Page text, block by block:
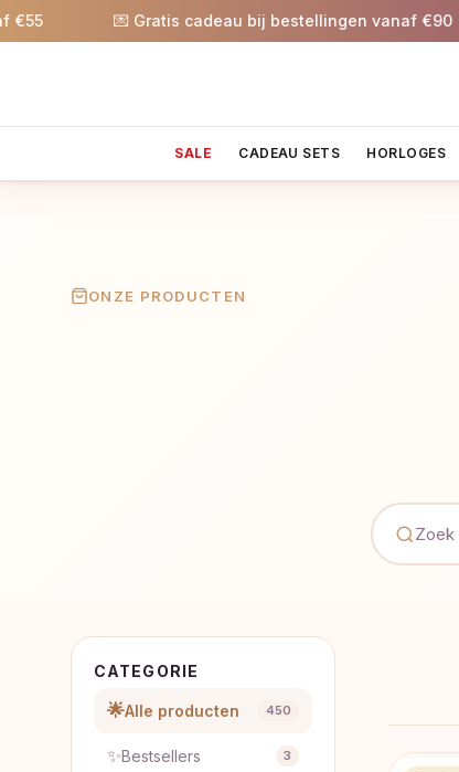
💌 Gratis cadeau bij bestellingen vanaf €90
SALE CADEAU SETS HORLOGES
ONZE PRODUCTEN
CATEGORIE
🌟Alle producten 450
✨Bestsellers 3